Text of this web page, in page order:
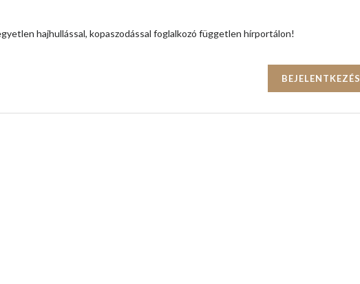
hajhullással, kopaszodással foglalkozó független hírportálon!
BEJELENTKEZÉS